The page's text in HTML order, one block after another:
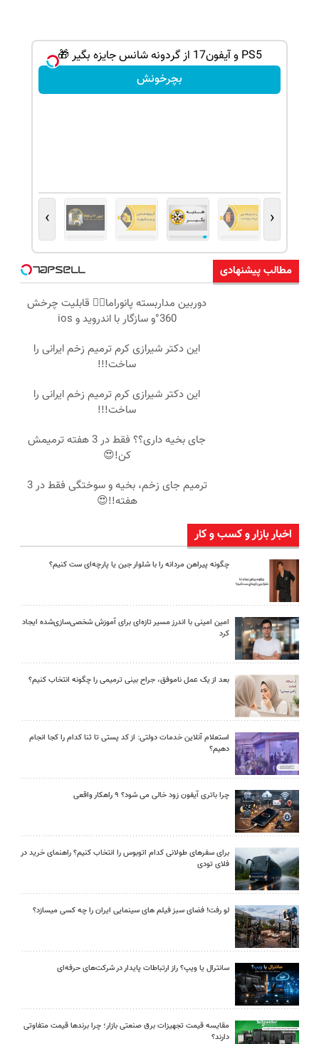
PS5 و آیفون17 از گردونه شانس جایزه بگیر 🎁
بچرخونش
‹
›
مطالب پیشنهادی
دوربین مداربسته پانوراما👈🏻 قابلیت چرخش
360°و سازگار با اندروید و ios
این دکتر شیرازی کرم ترمیم زخم ایرانی را
ساخت!!!
این دکتر شیرازی کرم ترمیم زخم ایرانی را
ساخت!!!
جای بخیه داری؟؟ فقط در 3 هفته ترمیمش
کن!😍
ترمیم جای زخم، بخیه و سوختگی فقط در 3
هفته!!😍
اخبار بازار و کسب و کار
چگونه پیراهن مردانه را با شلوار جین یا پارچه‌ای ست کنیم؟
امین امینی با اندرز مسیر تازه‌ای برای آموزش شخصی‌سازی‌شده ایجاد
کرد
بعد از یک عمل ناموفق، جراح بینی ترمیمی را چگونه انتخاب کنیم؟
استعلام آنلاین خدمات دولتی: از کد پستی تا ثنا کدام را کجا انجام
دهیم؟
چرا باتری آیفون زود خالی می شود؟ ۹ راهکار واقعی
برای سفرهای طولانی کدام اتوبوس را انتخاب کنیم؟ راهنمای خرید در
فلای تودی
لو رفت! فضای سبز فیلم های سینمایی ایران را چه کسی میسازد؟
سانترال یا ویپ؟ راز ارتباطات پایدار در شرکت‌های حرفه‌ای
مقایسه قیمت تجهیزات برق صنعتی بازار؛ چرا برندها قیمت متفاوتی
دارند؟